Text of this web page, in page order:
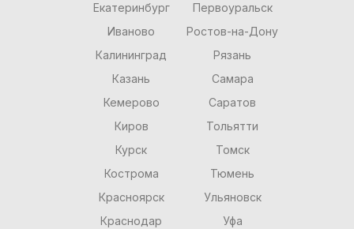
Екатеринбург
Иваново
Калининград
Казань
Кемерово
Киров
Курск
Кострома
Красноярск
Краснодар
Первоуральск
Ростов-на-Дону
Рязань
Самара
Саратов
Тольятти
Томск
Тюмень
Ульяновск
Уфа